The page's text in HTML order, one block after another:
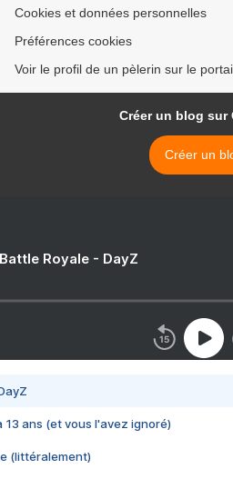
Cookies et données personnelles
Préférences cookies
Voir le profil de un pèlerin sur le
Créer un blog sur
Créer un
Royale - DayZ
13 ans (et vous l'avez ignoré)
(littéralement)